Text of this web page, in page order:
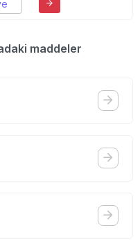
maddeler